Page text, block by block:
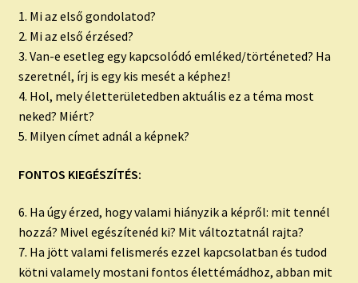
1. Mi az első gondolatod?
2. Mi az első érzésed?
3. Van-e esetleg egy kapcsolódó emléked/történeted? Ha
szeretnél, írj is egy kis mesét a képhez!
4. Hol, mely életterületedben aktuális ez a téma most
neked? Miért?
5. Milyen címet adnál a képnek?
FONTOS KIEGÉSZÍTÉS:
6. Ha úgy érzed, hogy valami hiányzik a képről: mit tennél
hozzá? Mivel egészítenéd ki? Mit változtatnál rajta?
7. Ha jött valami felismerés ezzel kapcsolatban és tudod
kötni valamely mostani fontos élettémádhoz, abban mit